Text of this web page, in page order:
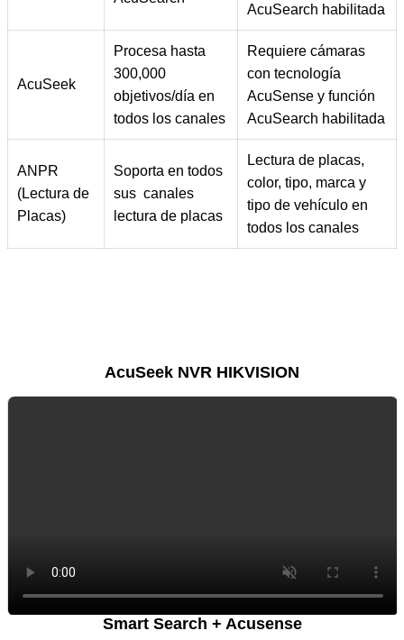
AcuSearch habilitada
AcuSeek
Procesa hasta
300,000
objetivos/día en
todos los canales
Requiere cámaras
con tecnología
AcuSense y función
AcuSearch habilitada
ANPR
(Lectura de
Placas)
Soporta en todos
sus canales
lectura de placas
Lectura de placas,
color, tipo, marca y
tipo de vehículo en
todos los canales
AcuSeek NVR HIKVISION
Smart Search + Acusense